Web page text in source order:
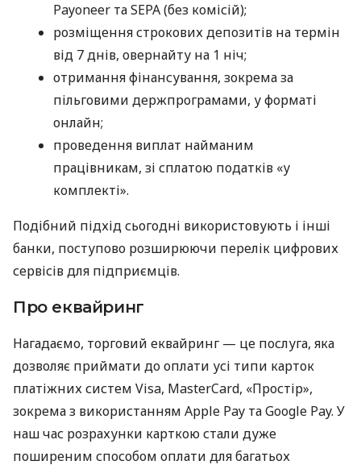
Payoneer та SEPA (без комісій);
розміщення строкових депозитів на термін
від 7 днів, овернайту на 1 ніч;
отримання фінансування, зокрема за
пільговими держпрограмами, у форматі
онлайн;
проведення виплат найманим
працівникам, зі сплатою податків «у
комплекті».
Подібний підхід сьогодні використовують і інші
банки, поступово розширюючи перелік цифрових
сервісів для підприємців.
Про еквайринг
Нагадаємо, торговий еквайринг — це послуга, яка
дозволяє приймати до оплати усі типи карток
платіжних систем Visa, MasterCard, «Простір»,
зокрема з використанням Apple Pay та Google Pay. У
наш час розрахунки карткою стали дуже
поширеним способом оплати для багатьох